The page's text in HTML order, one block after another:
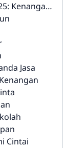
Tak Terlupakan
Jasa
Cintai